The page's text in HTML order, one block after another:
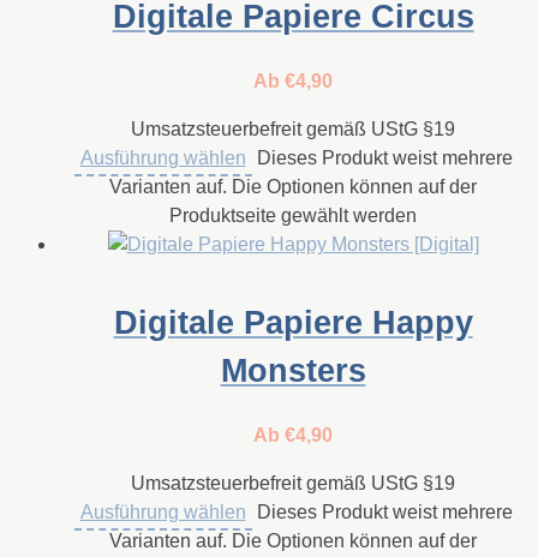
Digitale Papiere Circus
Ab €4,90
Umsatzsteuerbefreit gemäß UStG §19
Ausführung wählen
Dieses Produkt weist mehrere
Varianten auf. Die Optionen können auf der
Produktseite gewählt werden
Digitale Papiere Happy
Monsters
Ab €4,90
Umsatzsteuerbefreit gemäß UStG §19
Ausführung wählen
Dieses Produkt weist mehrere
Varianten auf. Die Optionen können auf der